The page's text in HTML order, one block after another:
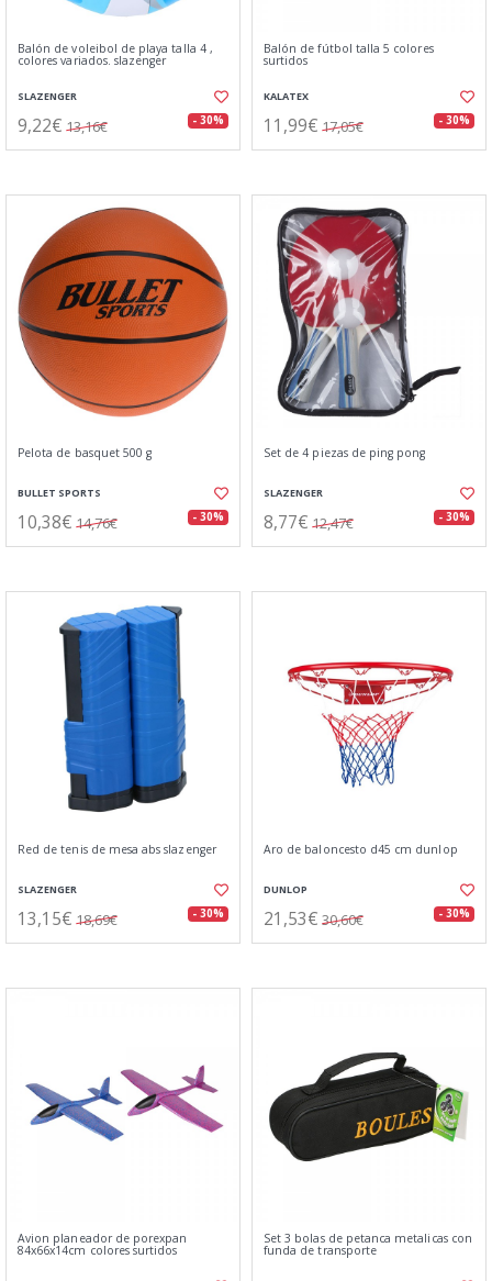
Balón de voleibol de playa talla 4 ,
colores variados. slazenger
SLAZENGER
9,22€ 13,16€ - 30%
Balón de fútbol talla 5 colores
surtidos
KALATEX
11,99€ 17,05€ - 30%
Pelota de basquet 500 g
BULLET SPORTS
10,38€ 14,76€ - 30%
Set de 4 piezas de ping pong
SLAZENGER
8,77€ 12,47€ - 30%
Red de tenis de mesa abs slazenger
SLAZENGER
13,15€ 18,69€ - 30%
Aro de baloncesto d45 cm dunlop
DUNLOP
21,53€ 30,60€ - 30%
Avion planeador de porexpan
84x66x14cm colores surtidos
Set 3 bolas de petanca metalicas con
funda de transporte